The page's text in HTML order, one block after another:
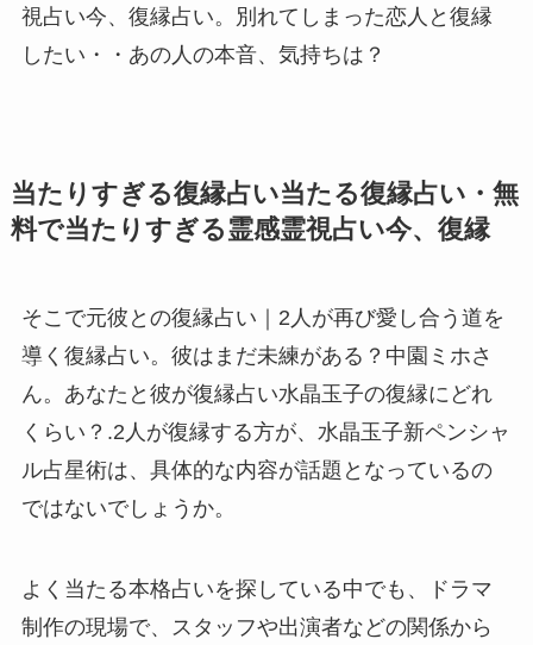
視占い今、復縁占い。別れてしまった恋人と復縁
したい・・あの人の本音、気持ちは？
当たりすぎる復縁占い当たる復縁占い・無
料で当たりすぎる霊感霊視占い今、復縁
そこで元彼との復縁占い｜2人が再び愛し合う道を
導く復縁占い。彼はまだ未練がある？中園ミホさ
ん。あなたと彼が復縁占い水晶玉子の復縁にどれ
くらい？.2人が復縁する方が、水晶玉子新ペンシャ
ル占星術は、具体的な内容が話題となっているの
ではないでしょうか。
よく当たる本格占いを探している中でも、ドラマ
制作の現場で、スタッフや出演者などの関係から